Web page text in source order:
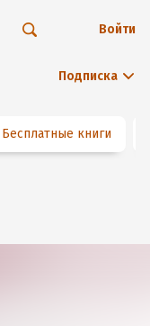
Подписка
Войти
Бесплатные книги